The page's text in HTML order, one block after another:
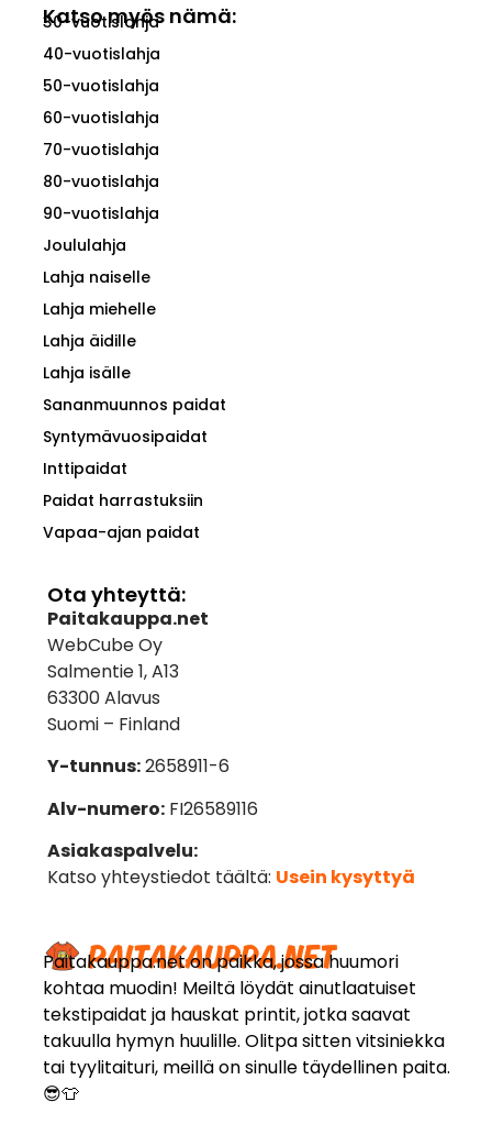
Paitakauppa.net on paikka, jossa huumori
kohtaa muodin! Meiltä löydät ainutlaatuiset
tekstipaidat ja hauskat printit, jotka saavat
takuulla hymyn huulille. Olitpa sitten vitsiniekka
tai tyylitaituri, meillä on sinulle täydellinen paita.
😎👕
Katso myös nämä:
30-vuotislahja
40-vuotislahja
50-vuotislahja
60-vuotislahja
70-vuotislahja
80-vuotislahja
90-vuotislahja
Joululahja
Lahja naiselle
Lahja miehelle
Lahja äidille
Lahja isälle
Sananmuunnos paidat
Syntymävuosipaidat
Inttipaidat
Paidat harrastuksiin
Vapaa-ajan paidat
Ota yhteyttä:
Paitakauppa.net
WebCube Oy
Salmentie 1, A13
63300 Alavus
Suomi – Finland
Y-tunnus:2658911-6
Alv-numero:FI26589116
Asiakaspalvelu:
Katso yhteystiedot täältä: Usein kysyttyä